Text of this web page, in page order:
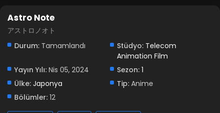
Astro Note
アストロノオト
Durum: Tamamlandı Stüdyo: Telecom
Animation Film
Yayın Yılı: Nis 05, 2024 Sezon: 1
Ülke: Japonya Tip: Anime
Bölümler: 12